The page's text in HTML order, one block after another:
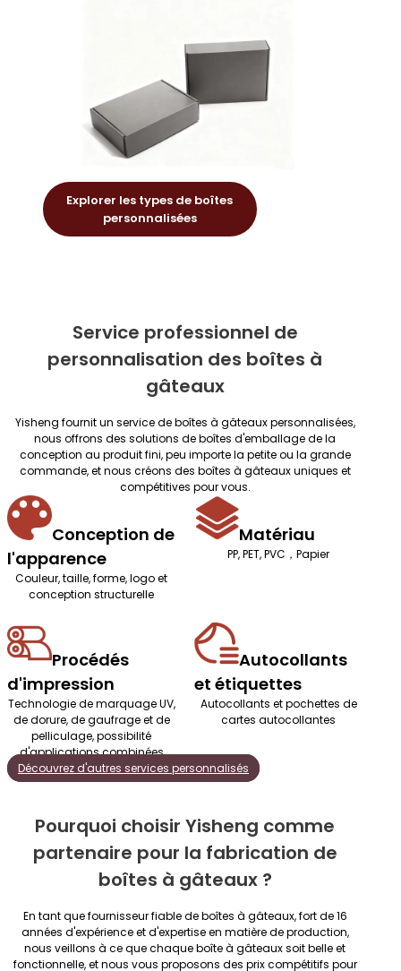
Explorer les types de boîtes
personnalisées
Service professionnel de
personnalisation des boîtes à
gâteaux
Yisheng fournit un service de boîtes à gâteaux personnalisées,
nous offrons des solutions de boîtes d'emballage de la
conception au produit fini, peu importe la petite ou la grande
commande, et nous créons des boîtes à gâteaux uniques et
compétitives pour vous.
Conception de
l'apparence
Couleur, taille, forme, logo et
conception structurelle
Matériau
PP, PET, PVC，Papier
Procédés
d'impression
Technologie de marquage UV,
de dorure, de gaufrage et de
pelliculage, possibilité
d'applications combinées
Autocollants
et étiquettes
Autocollants et pochettes de
cartes autocollantes
Découvrez d'autres services personnalisés
Pourquoi choisir Yisheng comme
partenaire pour la fabrication de
boîtes à gâteaux ?
En tant que fournisseur fiable de boîtes à gâteaux, fort de 16
années d'expérience et d'expertise en matière de production,
nous veillons à ce que chaque boîte à gâteaux soit belle et
fonctionnelle, et nous vous proposons des prix compétitifs pour